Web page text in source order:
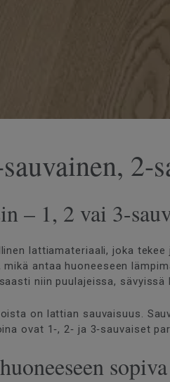
2-
– 1, 2 vai 3-
lattiamateriaali, joka
antaa huoneeseen
niin puulajeissa, sävyissä
on lattian sauvaisuus.
ovat 1‑, 2‑ ja 3‑sauvaiset